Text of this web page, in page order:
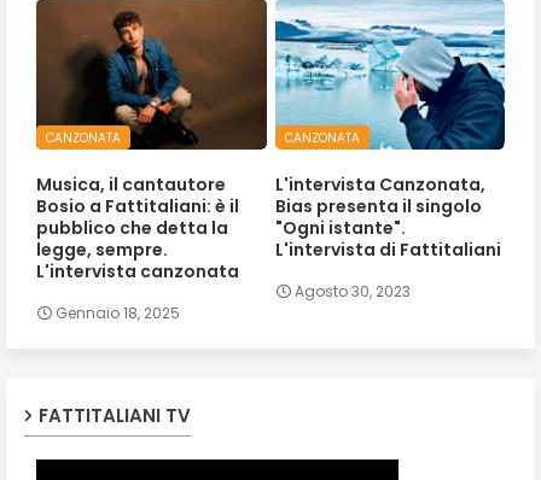
CANZONATA
Musica, il cantautore
Bosio a Fattitaliani: è il
pubblico che detta la
legge, sempre.
L'intervista canzonata
Gennaio 18, 2025
CANZONATA
L'intervista Canzonata,
Bias presenta il singolo
"Ogni istante".
L'intervista di Fattitaliani
Agosto 30, 2023
FATTITALIANI TV